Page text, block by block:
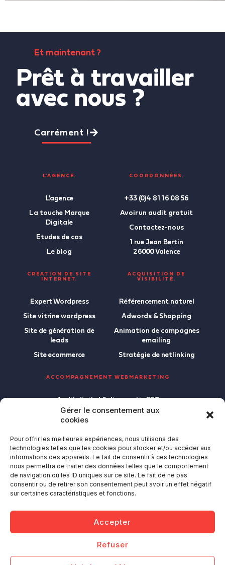
Gérer le consentement aux
cookies
Pour offrir les meilleures expériences, nous utilisons des
technologies telles que les cookies pour stocker et/ou accéder aux
informations des appareils. Le fait de consentir à ces technologies
nous permettra de traiter des données telles que le comportement
de navigation ou les ID uniques sur ce site. Le fait de ne pas
consentir ou de retirer son consentement peut avoir un effet négatif
sur certaines caractéristiques et fonctions.
Accepter
Refuser
Et maintenant ?
Prêt à travailler
avec nous ?
Carrément !
L'AGENCE.
L'agence
La touche Marque
Digitale
Etudes de cas
Le blog
COORDONNÉES.
+33 (0)4 81 16 08 56
Avoir un audit gratuit
Contactez-nous
1 rue Jean Bertin
26000 Valence
CRÉATION DE SITE
INTERNET.
Expert Wordpress
Site vitrine wordpress
Site de génération de
leads
Site ecommerce
ACQUISITION DE
VISIBILITÉ.
Référencement naturel
Adwords & Shopping
Animation de campagnes
emailing
Stratégie de netlinking
ACCOMPAGNEMENT WEBMARKETING
Audit digital & diagnostic SEO
Stratégie digitale
Formations
Ⓒ 2026 - Tous droits réservés
Retour en
haut de page
a
I
n
i